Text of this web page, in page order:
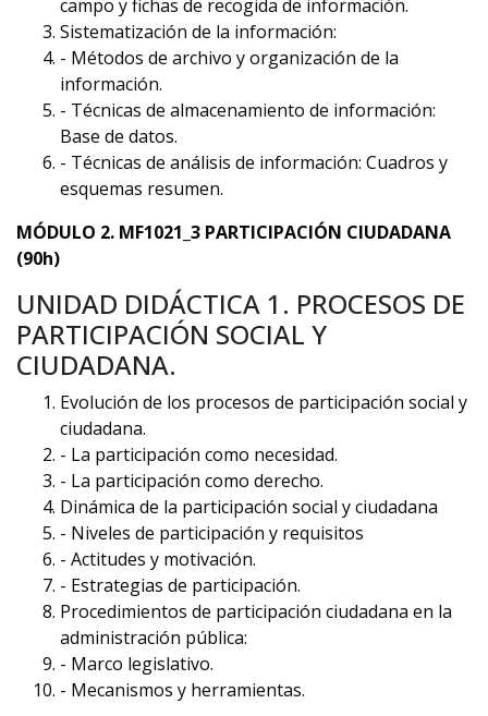
campo y fichas de recogida de información.
Sistematización de la información:
- Métodos de archivo y organización de la
información.
- Técnicas de almacenamiento de información:
Base de datos.
- Técnicas de análisis de información: Cuadros y
esquemas resumen.
MÓDULO 2. MF1021_3 PARTICIPACIÓN CIUDADANA
(90h)
UNIDAD DIDÁCTICA 1. PROCESOS DE
PARTICIPACIÓN SOCIAL Y
CIUDADANA.
Evolución de los procesos de participación social y
ciudadana.
- La participación como necesidad.
- La participación como derecho.
Dinámica de la participación social y ciudadana
- Niveles de participación y requisitos
- Actitudes y motivación.
- Estrategias de participación.
Procedimientos de participación ciudadana en la
administración pública:
- Marco legislativo.
- Mecanismos y herramientas.